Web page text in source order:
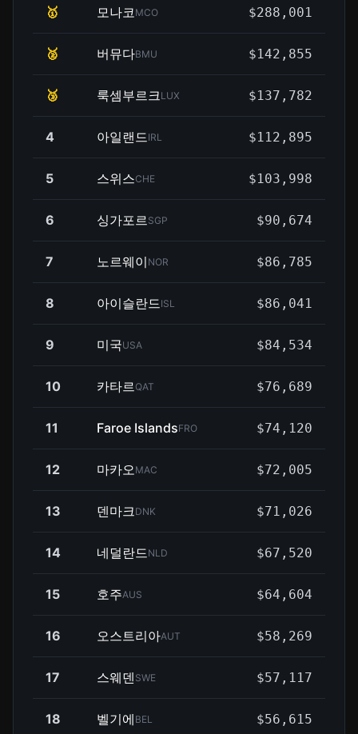
🥇 모나코MCO $288,001
🥈 버뮤다BMU $142,855
🥉 룩셈부르크LUX $137,782
4 아일랜드IRL $112,895
5 스위스CHE $103,998
6 싱가포르SGP $90,674
7 노르웨이 NOR $86,785
8 아이슬란드ISL $86,041
9 미국USA $84,534
10 카타르QAT $76,689
11 Faroe IslandsFRO $74,120
12 마카오MAC $72,005
13 덴마크DNK $71,026
14 네덜란드NLD $67,520
15 호주AUS $64,604
16 오스트리아AUT $58,269
17 스웨덴 SWE $57,117
18 벨기에 BEL $56,615